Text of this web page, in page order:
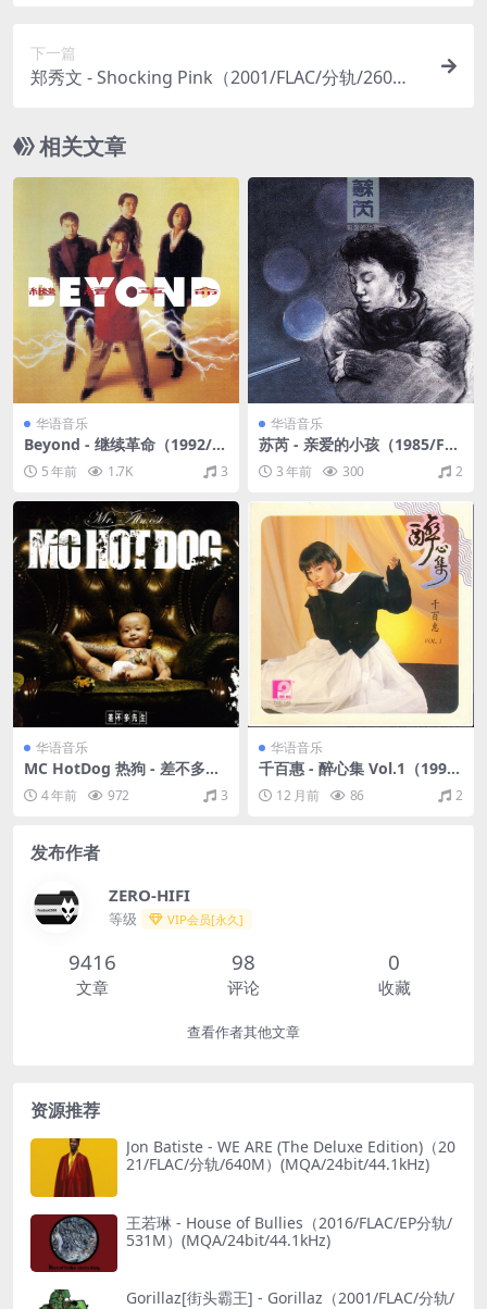
下一篇
郑秀文 - Shocking Pink（2001/FLAC/分轨/260
相关文章
华语音乐
Beyond - 继续革命（1992/F
LAC/分轨/369M）
5 年前 1.7K 3
华语音乐
苏芮 - 亲爱的小孩（1985/FL
AC/分轨/212M）
3 年前 300 2
华语音乐
MC HotDog 热狗 - 差不多先
生（2008/FLAC/分轨/302
M）4 年前 972 3
华语音乐
千百惠 - 醉心集 Vol.1（1990/
FLAC/分轨/371M）
12 月前 86 2
发布作者
ZERO-HIFI
等级 VIP会员[永久]
9416
文章
98
评论
0
收藏
查看作者其他文章
资源推荐
Jon Batiste - WE ARE (The Deluxe Edition)（20
21/FLAC/分轨/640M）(MQA/24bit/44.1kHz)
王若琳 - House of Bullies（2016/FLAC/EP分轨/
531M）(MQA/24bit/44.1kHz)
Gorillaz[街头霸王] - Gorillaz（2001/FLAC/分轨/